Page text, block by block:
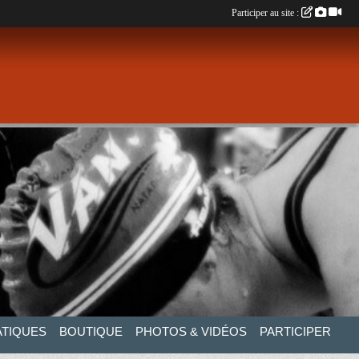
BOUTIQUE PHOTOS & VIDÉOS PARTICIPER
Participer au site :